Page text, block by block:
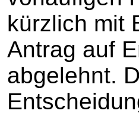
kürzlich mit
Antrag auf
abgelehnt.